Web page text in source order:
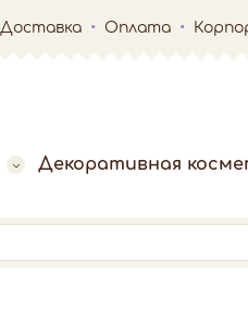
Доставка Оплата
Декоративная